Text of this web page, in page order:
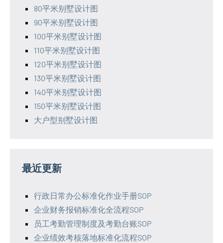
80平米别墅设计图
90平米别墅设计图
100平米别墅设计图
110平米别墅设计图
120平米别墅设计图
130平米别墅设计图
140平米别墅设计图
150平米别墅设计图
大户型别墅设计图
最近更新
行政日常办公标准化作业手册SOP
企业财务报销标准化全流程SOP
员工考勤管理制度及考勤台账SOP
企业绩效考核落地标准化流程SOP